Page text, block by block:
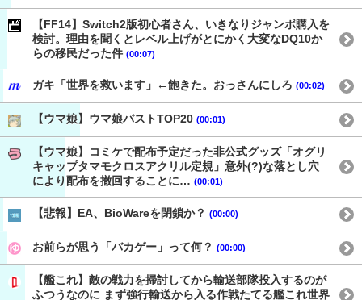
【FF14】Switch2版初心者さん、いきなりジャンポ購入を
検討。理由を聞くとレベル上げがとにかく大変なDQ10か
らの移民だった件 (00:07)
ガキ「世界を救います」←飽きた。おっさんにしろ (00:02)
【ウマ娘】ウマ娘バストTOP20 (00:01)
【ウマ娘】コミケで配布予定だった非公式グッズ「オグリ
キャップタマモクロスアクリル定規」意外(?)な落とし穴
により配布を撤回することに… (00:01)
【悲報】EA、BioWareを閉鎖か？ (00:00)
お前らが思う「バカゲー」って何？ (00:00)
【艦これ】敵の戦力を掃討してから輸送部隊投入するのが
ふつうなのに まず強行輸送から入る作戦たてる艦これ世界